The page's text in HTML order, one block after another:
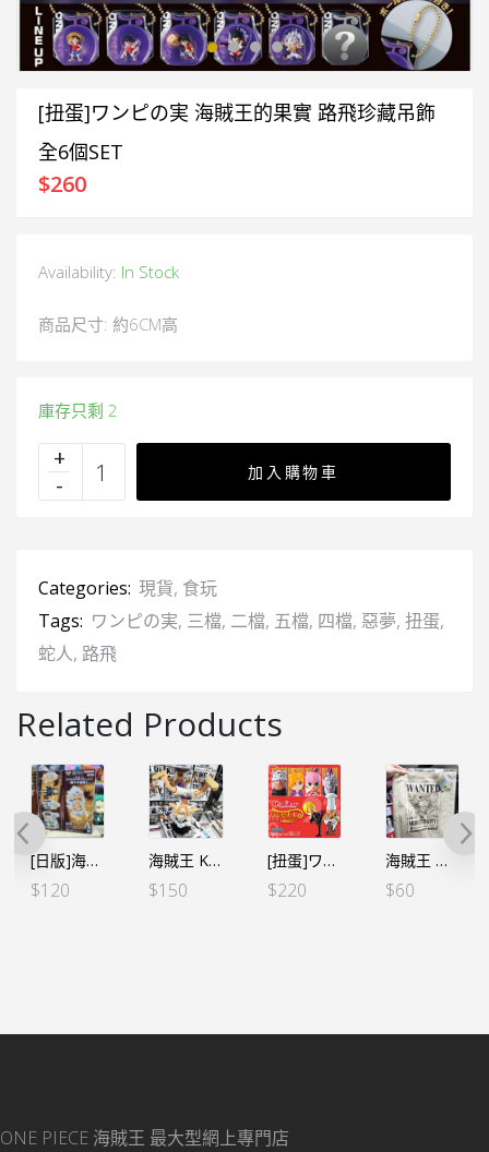
[扭蛋]ワンピの実 海賊王的果實 路飛珍藏吊飾
全6個SET
$260
Availability: In Stock
商品尺寸: 約6CM高
庫存只剩 2
加入購物車
Categories: 現貨, 食玩
Tags: ワンピの実, 三檔, 二檔, 五檔, 四檔, 惡夢, 扭蛋,
蛇人, 路飛
Related Products
[日版]海賊王 WCF -親子の血筋Ⅰ-五檔路飛
$120
海賊王 KING OF ARTIST KOA – 路飛 五檔 Ⅱ（行）
$150
[扭蛋]ワンピの実 海賊王的果實 第二十三海戰 全6個SET（行）
$220
海賊王 懸賞令手提袋 – 五檔路飛
$60
ONE PIECE 海賊王 最大型網上專門店